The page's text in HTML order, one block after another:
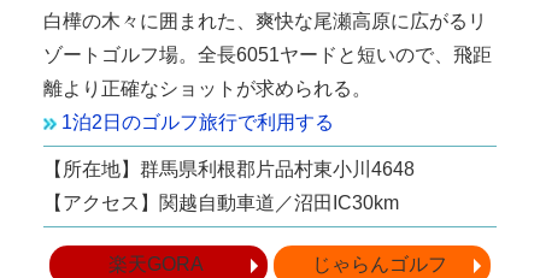
白樺の木々に囲まれた、爽快な尾瀬高原に広がるリ
ゾートゴルフ場。全長6051ヤードと短いので、飛距
離より正確なショットが求められる。
1泊2日のゴルフ旅行で利用する
【所在地】群馬県利根郡片品村東小川4648
【アクセス】関越自動車道／沼田IC30km
楽天GORA じゃらんゴルフ